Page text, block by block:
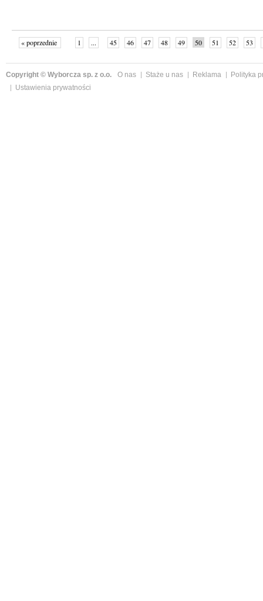
« poprzednie 1 ... 45 46 47 48 49 50 51 52 53
Copyright © Wyborcza sp. z o.o. O nas Staże u nas Reklama
Polityka
Ustawienia prywatności